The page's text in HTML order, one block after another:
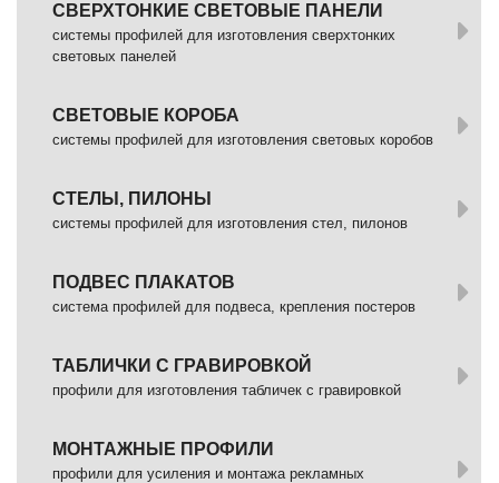
СВЕРХТОНКИЕ СВЕТОВЫЕ ПАНЕЛИ
системы профилей для изготовления сверхтонких
световых панелей
СВЕТОВЫЕ КОРОБА
системы профилей для изготовления световых коробов
СТЕЛЫ, ПИЛОНЫ
системы профилей для изготовления стел, пилонов
ПОДВЕС ПЛАКАТОВ
система профилей для подвеса, крепления постеров
ТАБЛИЧКИ С ГРАВИРОВКОЙ
профили для изготовления табличек с гравировкой
МОНТАЖНЫЕ ПРОФИЛИ
профили для усиления и монтажа рекламных